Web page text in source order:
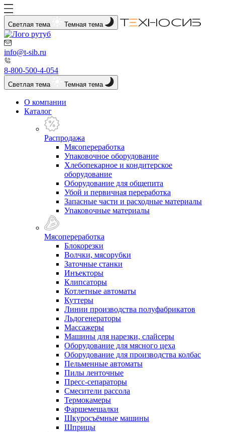
Светлая тема Темная тема
info@t-sib.ru
8-800-500-4-054
Светлая тема Темная тема
О компании
Каталог
Распродажа
Мясопереработка
Упаковочное оборудование
Хлебопекарное и кондитерское
оборудование
Оборудование для общепита
Убой и первичная переработка
Запасные части и расходные материалы
Упаковочные материалы
Мясопереработка
Блокорезки
Волчки, мясорубки
Заточные станки
Инъекторы
Клипсаторы
Котлетные автоматы
Куттеры
Линии производства полуфабрикатов
Льдогенераторы
Массажеры
Машины для нарезки, слайсеры
Оборудование для мясного цеха
Оборудование для производства колбас
Пельменные автоматы
Пилы ленточные
Пресс-сепараторы
Смесители рассола
Термокамеры
Фаршемешалки
Шкуросъёмные машины
Шприцы